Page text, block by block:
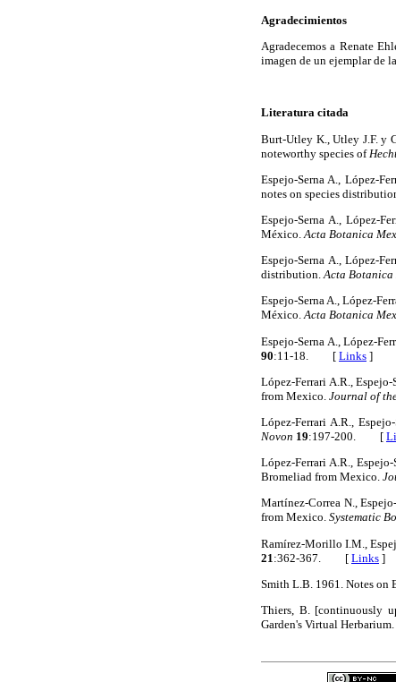
Agradecimientos
Agradecemos a Renate
imagen de un ejemplar de
Literatura citada
Burt-Utley K., Utley J.F. y
noteworthy species of
Espejo-Serna A., López-
notes on species
Espejo-Serna A., López-
México.Acta Botanica
Espejo-Serna A., López-
distribution.Acta Botanica
Espejo-Serna A., López-
México.Acta Botanica
Espejo-Serna A., López-
90:11-18. [ Links ]
López-Ferrari A.R.,
from Mexico. Journal of
López-Ferrari A.R.,
Novon 19:197-200. [
López-Ferrari A.R.,
Bromeliad from Mexico.
Martínez-Correa N.,
from Mexico. Systematic
Ramírez-Morillo I.M.,
21 :362-367. [ Links ]
Smith L.B. 1961. Notes on
Thiers, B. [continuously
Garden's Virtual Herbarium.